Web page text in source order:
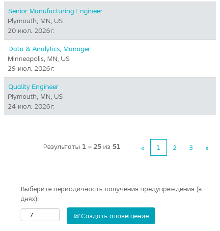
Senior Manufacturing Engineer
Plymouth, MN, US
20 июл. 2026 г.
Data & Analytics, Manager
Minneapolis, MN, US
29 июл. 2026 г.
Quality Engineer
Plymouth, MN, US
24 июл. 2026 г.
Результаты 1 – 25 из 51 « 1 2 3 »
Выберите периодичность получения предупреждения (в
днях):
Создать оповещение